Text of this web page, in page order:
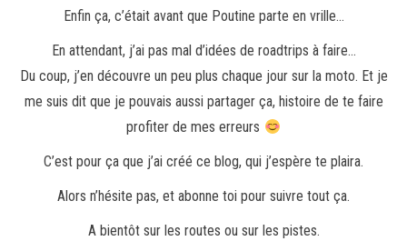
Enfin ça, c’était avant que Poutine parte en vrille…
En attendant, j’ai pas mal d’idées de roadtrips à faire…
Du coup, j’en découvre un peu plus chaque jour sur la moto. Et je
me suis dit que je pouvais aussi partager ça, histoire de te faire
profiter de mes erreurs
C’est pour ça que j’ai créé ce blog, qui j’espère te plaira.
Alors n’hésite pas, et abonne toi pour suivre tout ça.
A bientôt sur les routes ou sur les pistes.